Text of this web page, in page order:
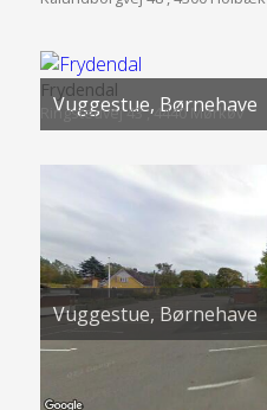
Vuggestue, Børnehave
Frydendal
Ringstedvej 43 , 4440 Mørkøv
Vuggestue, Børnehave